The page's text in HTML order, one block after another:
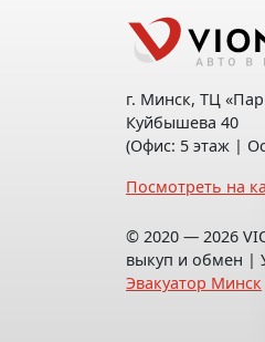
г. Минск, ТЦ
Куйбышева 40
(Офис: 5 этаж |
Посмотреть на
© 2020 — 2026
выкуп и обмен |
Эвакуатор Минск